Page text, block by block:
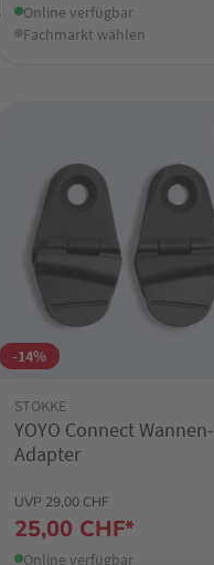
Online verfügbar
Fachmarkt wählen
-14%
STOKKE
YOYO Connect Wannen-
Adapter
UVP 29,00 CHF
25,00 CHF*
Online verfügbar